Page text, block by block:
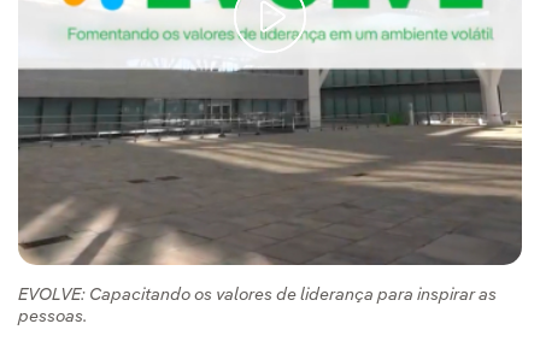
EVOLVE: Capacitando os valores de liderança para inspirar as
pessoas.